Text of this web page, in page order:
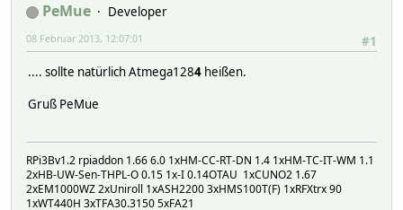
PeMue
Developer
#1
08 Februar 2013, 12:07:01
.... sollte natürlich Atmega1284 heißen.
Gruß PeMue
RPi3Bv1.2 rpiaddon 1.66 6.0 1xHM-CC-RT-DN 1.4 1xHM-TC-IT-WM 1.1
2xHB-UW-Sen-THPL-O 0.15 1x-I 0.14OTAU 1xCUNO2 1.67
2xEM1000WZ 2xUniroll 1xASH2200 3xHMS100T(F) 1xRFXtrx 90
1xWT440H 3xTFA30.3150 5xFA21